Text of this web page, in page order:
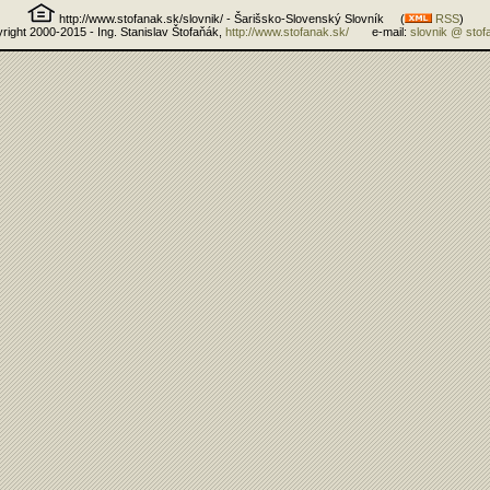
http://www.stofanak.sk/slovnik/ - Šarišsko-Slovenský Slovník ( RSS)
2000-2015 - Ing. Stanislav Štofaňák,
http://www.stofanak.sk/e-mail: slovnik @